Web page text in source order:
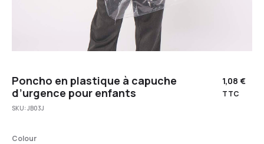
Poncho en plastique à capuche
d’urgence pour enfants
1,08€
TTC
SKU:JB03J
Colour